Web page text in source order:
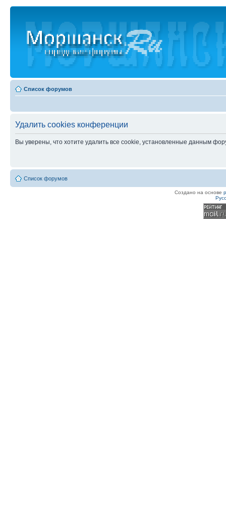
Список форумов
Удалить cookies конференции
Вы уверены, что хотите удалить все cookie, установленные данным
Список форумов
Создано на основе